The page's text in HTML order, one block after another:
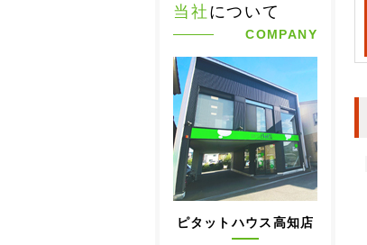
当社 について
COMPANY
ピタットハウス高知店